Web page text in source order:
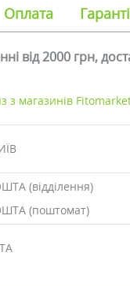
Оплата
від 2000 грн,
з магазинів
(відділення)
(поштомат)